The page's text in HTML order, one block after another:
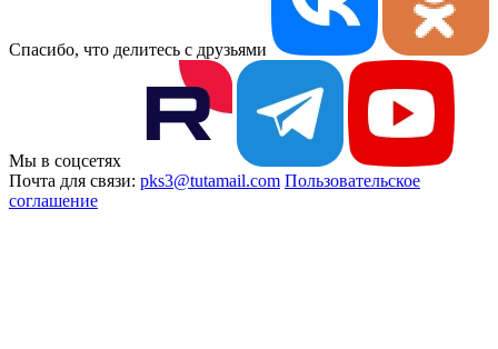
Спасибо, что делитесь с друзьями
Мы в соцсетях
Почта для связи: pks3@tutamail.com Пользовательское
соглашение